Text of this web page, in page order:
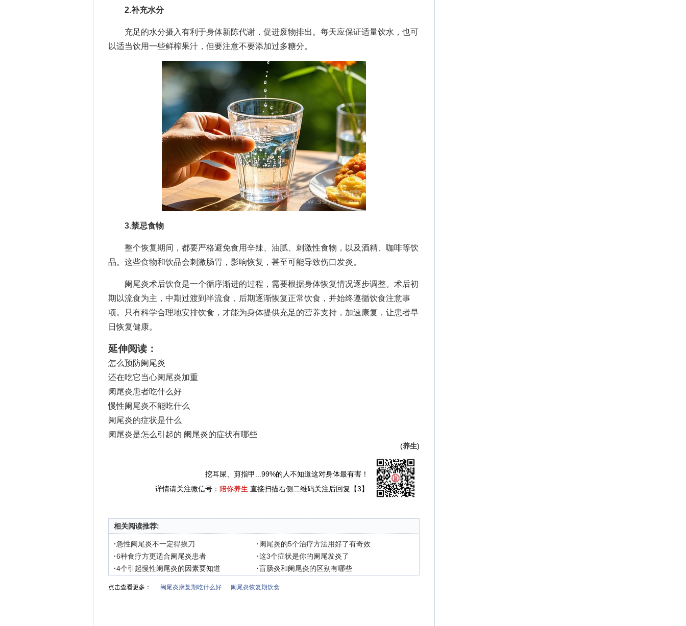
2.补充水分
充足的水分摄入有利于身体新陈代谢，促进废物排出。每天应保证适量饮水，也可
以适当饮用一些鲜榨果汁，但要注意不要添加过多糖分。
3.禁忌食物
整个恢复期间，都要严格避免食用辛辣、油腻、刺激性食物，以及酒精、咖啡等饮
品。这些食物和饮品会刺激肠胃，影响恢复，甚至可能导致伤口发炎。
阑尾炎术后饮食是一个循序渐进的过程，需要根据身体恢复情况逐步调整。术后初
期以流食为主，中期过渡到半流食，后期逐渐恢复正常饮食，并始终遵循饮食注意事
项。只有科学合理地安排饮食，才能为身体提供充足的营养支持，加速康复，让患者早
日恢复健康。
延伸阅读：
怎么预防阑尾炎
还在吃它当心阑尾炎加重
阑尾炎患者吃什么好
慢性阑尾炎不能吃什么
阑尾炎的症状是什么
阑尾炎是怎么引起的 阑尾炎的症状有哪些
(养生)
挖耳屎、剪指甲...99%的人不知道这对身体最有害！
详情请关注微信号： 陪你养生 直接扫描右侧二维码关注后回复【3】
相关阅读推荐:
·急性阑尾炎不一定得挨刀 ·阑尾炎的5个治疗方法用好了有奇效
·6种食疗方更适合阑尾炎患者 ·这3个症状是你的阑尾发炎了
·4个引起慢性阑尾炎的因素要知道 ·盲肠炎和阑尾炎的区别有哪些
点击查看更多： 阑尾炎康复期吃什么好 阑尾炎恢复期饮食